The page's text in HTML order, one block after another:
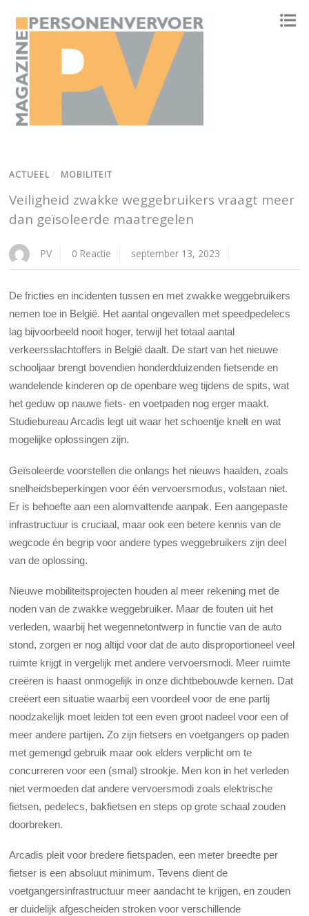
ACTUEEL / MOBILITEIT
Veiligheid zwakke weggebruikers vraagt meer
dan geïsoleerde maatregelen
PV 0 Reactie september 13, 2023
De fricties en incidenten tussen en met zwakke weggebruikers
nemen toe in België. Het aantal ongevallen met speedpedelecs
lag bijvoorbeeld nooit hoger, terwijl het totaal aantal
verkeersslachtoffers in België daalt. De start van het nieuwe
schooljaar brengt bovendien honderdduizenden fietsende en
wandelende kinderen op de openbare weg tijdens de spits, wat
het geduw op nauwe fiets- en voetpaden nog erger maakt.
Studiebureau Arcadis legt uit waar het schoentje knelt en wat
mogelijke oplossingen zijn.
Geïsoleerde voorstellen die onlangs het nieuws haalden, zoals
snelheidsbeperkingen voor één vervoersmodus, volstaan niet.
Er is behoefte aan een alomvattende aanpak. Een aangepaste
infrastructuur is cruciaal, maar ook een betere kennis van de
wegcode én begrip voor andere types weggebruikers zijn deel
van de oplossing.
Nieuwe mobiliteitsprojecten houden al meer rekening met de
noden van de zwakke weggebruiker. Maar de fouten uit het
verleden, waarbij het wegennetontwerp in functie van de auto
stond, zorgen er nog altijd voor dat de auto disproportioneel veel
ruimte krijgt in vergelijk met andere vervoersmodi. Meer ruimte
creëren is haast onmogelijk in onze dichtbebouwde kernen. Dat
creëert een situatie waarbij een voordeel voor de ene partij
noodzakelijk moet leiden tot een even groot nadeel voor een of
meer andere partijen. Zo zijn fietsers en voetgangers op paden
met gemengd gebruik maar ook elders verplicht om te
concurreren voor een (smal) strookje. Men kon in het verleden
niet vermoeden dat andere vervoersmodi zoals elektrische
fietsen, pedelecs, bakfietsen en steps op grote schaal zouden
doorbreken.
Arcadis pleit voor bredere fietspaden, een meter breedte per
fietser is een absoluut minimum. Tevens dient de
voetgangersinfrastructuur meer aandacht te krijgen, en zouden
er duidelijk afgescheiden stroken voor verschillende